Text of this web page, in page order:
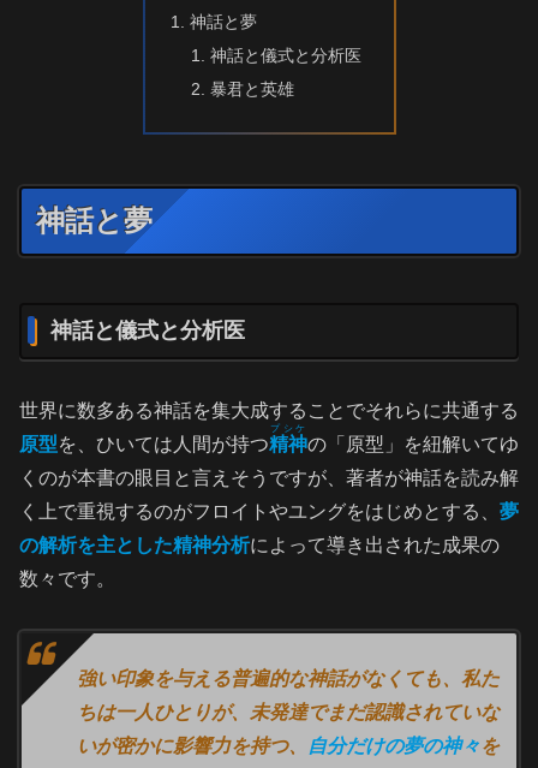
神話と夢
神話と儀式と分析医
暴君と英雄
神話と夢
神話と儀式と分析医
世界に数多ある神話を集大成することでそれらに共通する
原型を、ひいては人間が持つ精神
プシケ
の「原型」を紐解いてゆ
くのが本書の眼目と言えそうですが、著者が神話を読み解
く上で重視するのがフロイトやユングをはじめとする、 夢
の解析を主とした精神分析によって導き出された成果の
数々です。
強い印象を与える普遍的な神話がなくても、私た
ちは一人ひとりが、未発達でまだ認識されていな
いが密かに影響力を持つ、
自分だけの夢の神々を